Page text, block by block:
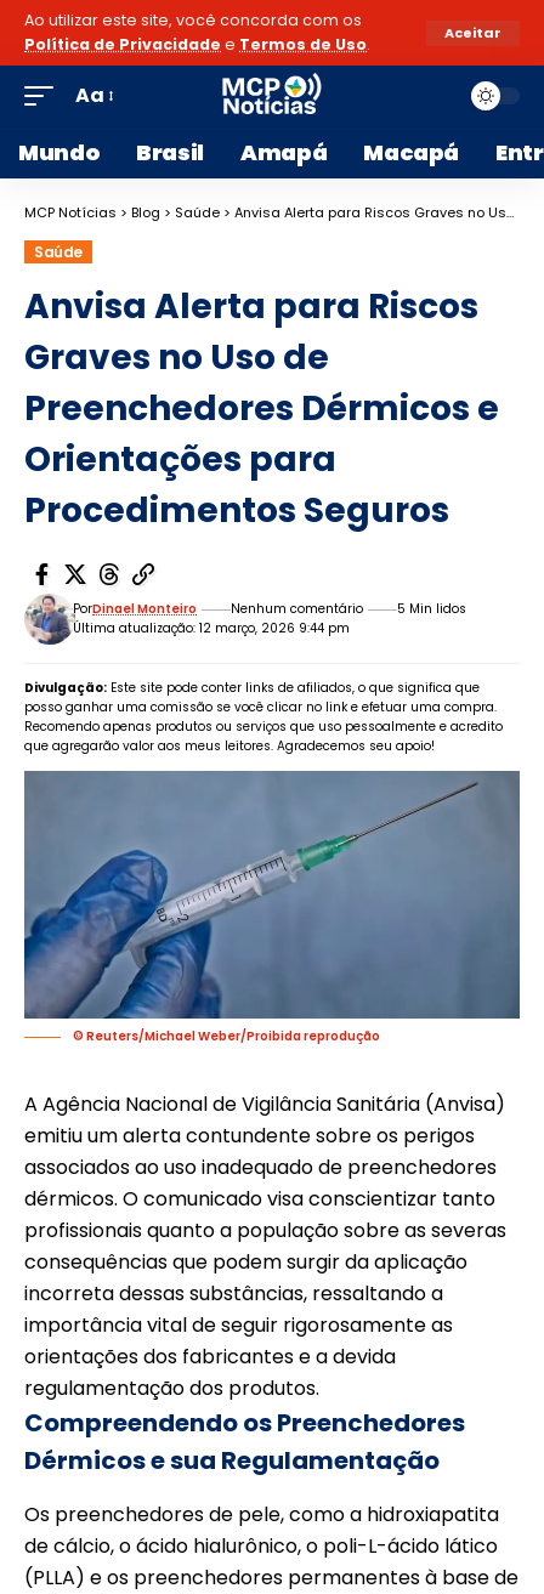
Ao utilizar este site, você concorda com os
Política de Privacidade e Termos de Uso.
Aceitar
Aa
Mundo Brasil Amapá Macapá
MCP Notícias > Blog > Saúde > Anvisa Alerta para Riscos Graves no Uso de Preenchedores Dérmicos e Orientações para Procedimentos Seguros
Saúde
Anvisa Alerta para Riscos
Graves no Uso de
Preenchedores Dérmicos e
Orientações para
Procedimentos Seguros
Última atualização: 12 março, 2026 9:44 pm
PorDinael Monteiro Nenhum comentário 5 Min lidos
Divulgação: Este site pode conter links de afiliados, o que significa que
posso ganhar uma comissão se você clicar no link e efetuar uma compra.
Recomendo apenas produtos ou serviços que uso pessoalmente e acredito
que agregarão valor aos meus leitores. Agradecemos seu apoio!
© Reuters/Michael Weber/Proibida reprodução
A Agência Nacional de Vigilância Sanitária (Anvisa)
emitiu um alerta contundente sobre os perigos
associados ao uso inadequado de preenchedores
dérmicos. O comunicado visa conscientizar tanto
profissionais quanto a população sobre as severas
consequências que podem surgir da aplicação
incorreta dessas substâncias, ressaltando a
importância vital de seguir rigorosamente as
orientações dos fabricantes e a devida
regulamentação dos produtos.
Compreendendo os Preenchedores
Dérmicos e sua Regulamentação
Os preenchedores de pele, como a hidroxiapatita
de cálcio, o ácido hialurônico, o poli-L-ácido lático
(PLLA) e os preenchedores permanentes à base de